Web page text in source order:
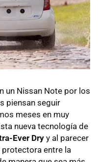
un Nissan Note por los
piensan seguir
meses en muy
nueva tecnología de
Ever Dry y al parecer
protectora entre la